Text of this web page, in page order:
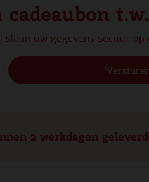
uw gegevens secuur op
2 werkdagen